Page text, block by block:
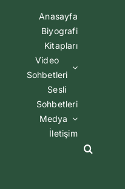
Anasayfa
Biyografi
Kitapları
Video
Sohbetleri
Sesli
Sohbetleri
Medya
İletişim